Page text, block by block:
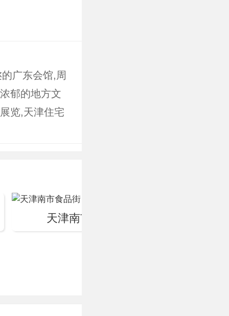
广东会馆,周
郁的地方文
览,天津住宅
天津南市食品街